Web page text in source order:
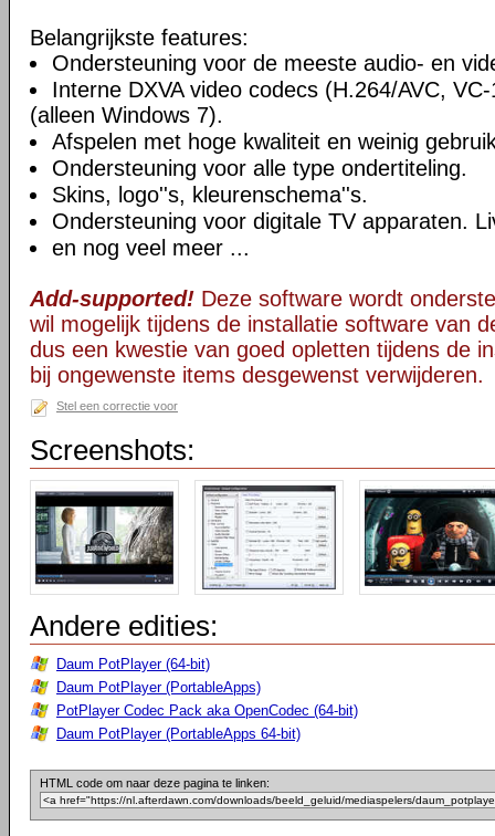
Belangrijkste features:
Ondersteuning voor de meeste audio- en
Interne DXVA video codecs (H.264/AVC,
(alleen Windows 7).
Afspelen met hoge kwaliteit en weinig
Ondersteuning voor alle type ondertiteling.
Skins, logo''s, kleurenschema''s.
Ondersteuning voor digitale TV apparaten.
en nog veel meer ...
Add-supported! Deze software wordt
wil mogelijk tijdens de installatie software van
dus een kwestie van goed opletten tijdens de
bij ongewenste items desgewenst verwijderen.
Stel een correctie voor
Screenshots:
Andere edities:
Daum PotPlayer (64-bit)
Daum PotPlayer (PortableApps)
PotPlayer Codec Pack aka OpenCodec (64-bit)
Daum PotPlayer (PortableApps 64-bit)
HTML code om naar deze pagina te linken: